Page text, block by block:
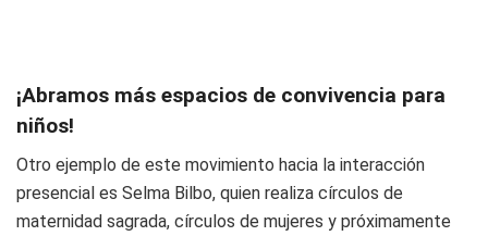
¡Abramos más espacios de convivencia para
niños!
Otro ejemplo de este movimiento hacia la interacción
presencial es Selma Bilbo, quien realiza círculos de
maternidad sagrada, círculos de mujeres y próximamente